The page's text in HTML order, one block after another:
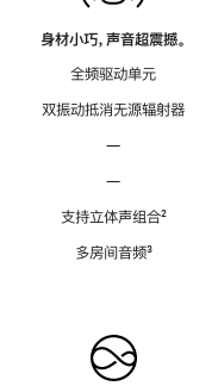
身材小巧，声音超震撼。
全频驱动单元
双振动抵消无源辐射器
—
—
支持立体声组合脚
²
多房间音频脚
³